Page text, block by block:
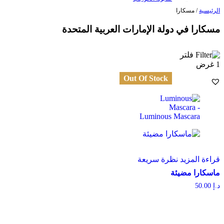
الرئيسية/ مسكارا
مسكارا في دولة الإمارات العربية المتحدة
فلتر
1 غرض
قراءة المزيد نظرة سريعة
ماسكارا مضيئة
د.إ